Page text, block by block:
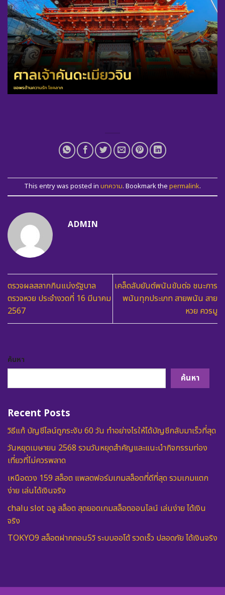
This entry was posted in บทความ. Bookmark the permalink.
ADMIN
ตรวจผลสลากกินแบ่งรัฐบาล
ตรวจหวย ประจำงวดที่ 16 มีนาคม
2567
เคล็ดลับยันต์พนันขันต่อ ชนะการ
พนันทุกประเภท สายพนัน สาย
หวย ควรมู
ค้นหา
ค้นหา
Recent Posts
วิธีแก้ บัญชีไลน์ถูกระงับ 60 วัน ทำอย่างไรให้ได้บัญชีกลับมาเร็วที่สุด
วันหยุดเมษายน 2568 รวมวันหยุดสำคัญและแนะนำกิจกรรมท่อง
เที่ยวที่ไม่ควรพลาด
เหนือดวง 159 สล็อต แพลตฟอร์มเกมสล็อตที่ดีที่สุด รวมเกมแตก
ง่าย เล่นได้เงินจริง
chalu slot ฉลู สล็อต สุดยอดเกมสล็อตออนไลน์ เล่นง่าย ได้เงิน
จริง
TOKYO9 สล็อตฝากถอน5วิ ระบบออโต้ รวดเร็ว ปลอดภัย ได้เงินจริง